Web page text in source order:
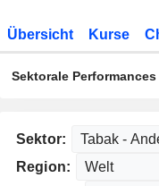
Übersicht Kurse
Sektorale Performances
Sektor:
Region: